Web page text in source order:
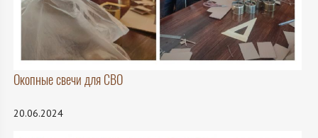
Окопные свечи для СВО
20.06.2024